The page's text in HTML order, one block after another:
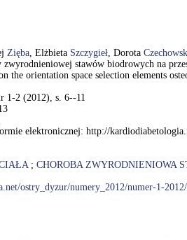
Zięba, Elżbieta Szczygieł, Dorota
zwyrodnieniowej stawów biodrowych na
the orientation space selection elements
1-2 (2012), s. 6--11
elektronicznej: http://
; CHOROBA ZWYRODNIENIOWA
ostry_dyzur/numery_2012/numer-1-